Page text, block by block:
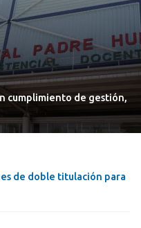
cumplimiento de gestión,
de doble titulación para